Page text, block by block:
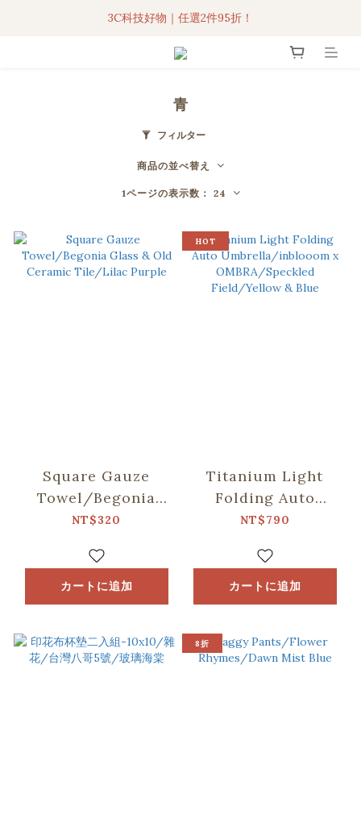
3C科技好物｜任選2件95折！
3C科技好物｜任選2件95折！
聯名iPhone手機殼現貨4折起🔥
青
フィルター
商品の並べ替え
1ページの表示数： 24
Square Gauze
Towel/Begonia
Glass & Old
Purple
NT$320
カートに追加
HOT
Titanium Light
Folding Auto
Umbrella/inblooom
Field/Yellow &
Blue
NT$790
カートに追加
8折